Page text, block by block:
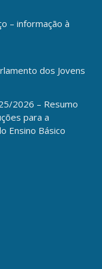
– informação à
dos Jovens
2026 – Resumo
para a
Ensino Básico